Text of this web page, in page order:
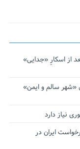
در آیینه است/ ۱۴ سال بعد از اسکارِ «جدایی»
سالم و ایمن»
نیاز دارد
۱۰۳ در مأموریت‌ اقیانوسی/ ۵ درخواست ایران در